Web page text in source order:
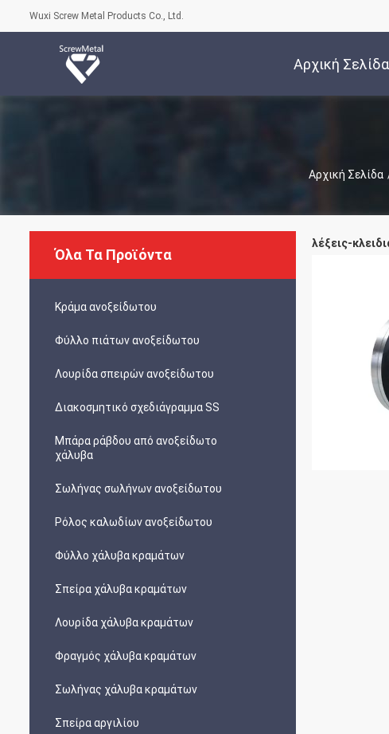
Wuxi Screw Metal Products Co., Ltd.
Αρχική Σελίδα
Αρχική Σελίδα
Όλα Τα Προϊόντα
Κράμα ανοξείδωτου
Φύλλο πιάτων ανοξείδωτου
Λουρίδα σπειρών ανοξείδωτου
Διακοσμητικό σχεδιάγραμμα SS
Μπάρα ράβδου από ανοξείδωτο
χάλυβα
Σωλήνας σωλήνων ανοξείδωτου
Ρόλος καλωδίων ανοξείδωτου
Φύλλο χάλυβα κραμάτων
Σπείρα χάλυβα κραμάτων
Λουρίδα χάλυβα κραμάτων
Φραγμός χάλυβα κραμάτων
Σωλήνας χάλυβα κραμάτων
Σπείρα αργιλίου
λέξεις-